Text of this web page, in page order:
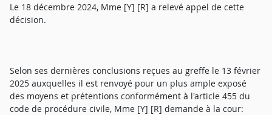
Le 18 décembre 2024, Mme [Y] [R] a relevé appel de cette
décision.
Selon ses dernières conclusions reçues au greffe le 13 février
2025 auxquelles il est renvoyé pour un plus ample exposé
des moyens et prétentions conformément à l'article 455 du
code de procédure civile, Mme [Y] [R] demande à la cour: